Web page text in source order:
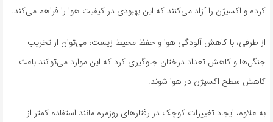
کرده و اکسیژن را آزاد می‌کنند که این بهبودی در کیفیت هوا را فراهم می‌کند.
از طرفی، با کاهش آلودگی هوا و حفظ محیط زیست، می‌توان از تخریب
جنگل‌ها و کاهش تعداد درختان جلوگیری کرد که این موارد می‌توانند باعث
کاهش سطح اکسیژن در هوا شوند.
به علاوه، ایجاد تغییرات کوچک در رفتارهای روزمره مانند استفاده کمتر از